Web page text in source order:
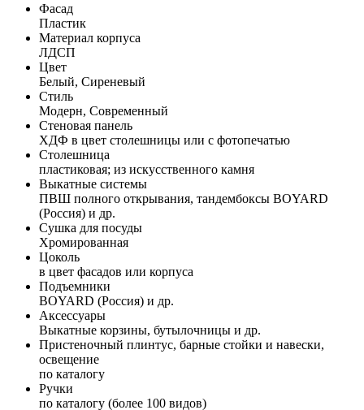
Фасад
Пластик
Материал корпуса
ЛДСП
Цвет
Белый, Сиреневый
Стиль
Модерн, Современный
Стеновая панель
ХДФ в цвет столешницы или с фотопечатью
Столешница
пластиковая; из искусственного камня
Выкатные системы
ПВШ полного открывания, тандембоксы BOYARD
(Россия) и др.
Сушка для посуды
Хромированная
Цоколь
в цвет фасадов или корпуса
Подъемники
BOYARD (Россия) и др.
Аксессуары
Выкатные корзины, бутылочницы и др.
Пристеночный плинтус, барные стойки и навески,
освещение
по каталогу
Ручки
по каталогу (более 100 видов)